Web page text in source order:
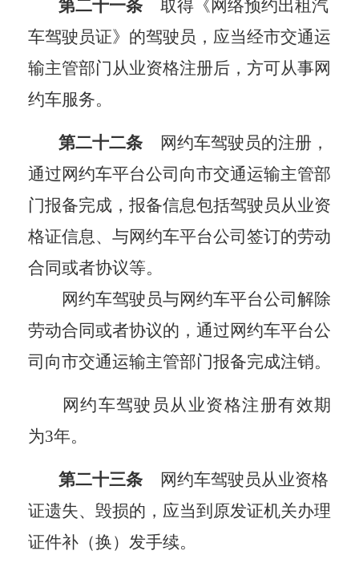
第二十一条
取得《网络预约出租汽
车驾驶员证》的驾驶员，应当经市交通运
输主管部门从业资格注册后，方可从事网
约车服务。
第二十二条 网约车驾驶员的注册，
通过网约车平台公司向市交通运输主管部
门报备完成，报备信息包括驾驶员从业资
格证信息、与网约车平台公司签订的劳动
合同或者协议等。
网约车驾驶员与网约车平台公司解除
劳动合同或者协议的，通过网约车平台公
司向市交通运输主管部门报备完成注销。
网约车驾驶员从业资格注册有效期
为3年。
第二十三条
网约车驾驶员从业资格
证遗失、毁损的，应当到原发证机关办理
证件补（换）发手续。